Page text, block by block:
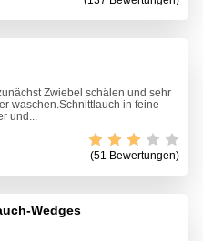
Zwiebel schälen und sehr
waschen.Schnittlauch in feine
und...
(51 Bewertungen)
Wedges